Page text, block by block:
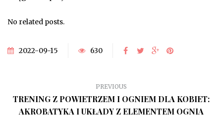
No related posts.
2022-09-15 630
PREVIOUS
TRENING Z POWIETRZEM I OGNIEM DLA KOBIET:
AKROBATYKA I UKŁADY Z ELEMENTEM OGNIA